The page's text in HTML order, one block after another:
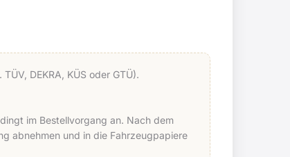
DEKRA, KÜS oder GTÜ).
im Bestellvorgang an. Nach dem
abnehmen und in die Fahrzeugpapiere